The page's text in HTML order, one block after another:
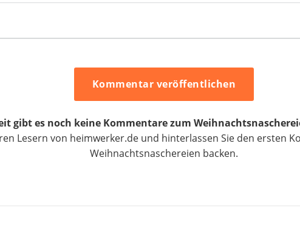
Kommentar veröffentlichen
gibt es noch keine Kommentare zum
Lesern von heimwerker.de und hinterlassen Sie den ersten
Weihnachtsnaschereien backen.